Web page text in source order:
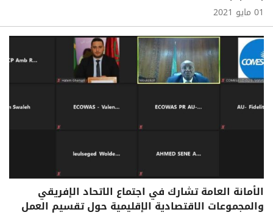
01 مايو 2021
الأمانة العامة تشارك في اجتماع الاتحاد الإفريقي
والمجموعات الاقتصادية الإقليمية حول تقسيم العمل